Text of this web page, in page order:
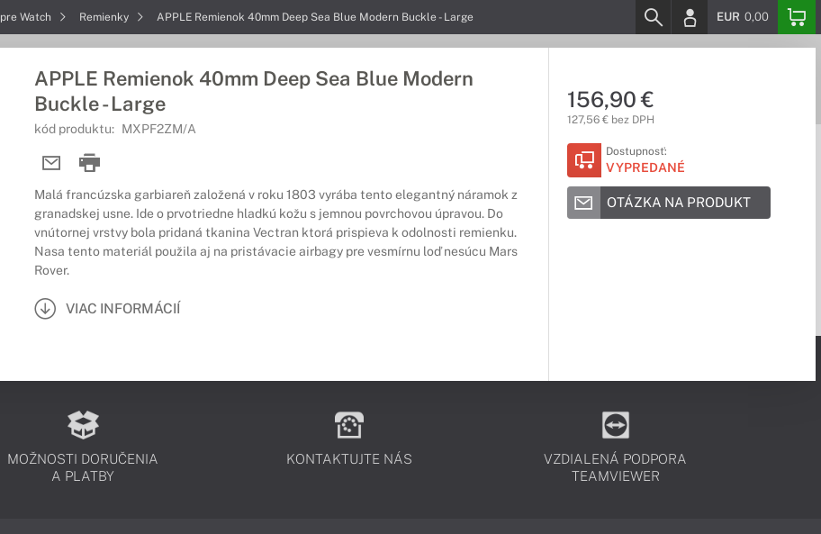
pre Watch Remienky APPLE Remienok 40mm Deep Sea Blue Modern Buckle - Large EUR 0,00
APPLE Remienok 40mm Deep Sea Blue Modern
Buckle - Large
kód produktu: MXPF2ZM/A
Malá francúzska garbiareň založená v roku 1803 vyrába tento elegantný náramok z
granadskej usne. Ide o prvotriedne hladkú kožu s jemnou povrchovou úpravou. Do
vnútornej vrstvy bola pridaná tkanina Vectran ktorá prispieva k odolnosti remienku.
Nasa tento materiál použila aj na pristávacie airbagy pre vesmírnu loď nesúcu Mars
Rover.
VIAC INFORMÁCIÍ
156,90 €
127,56 € bez DPH
Dostupnosť:
VYPREDANÉ
OTÁZKA NA PRODUKT
MOŽNOSTI DORUČENIA
A PLATBY
KONTAKTUJTE NÁS
VZDIALENÁ PODPORA
TEAMVIEWER